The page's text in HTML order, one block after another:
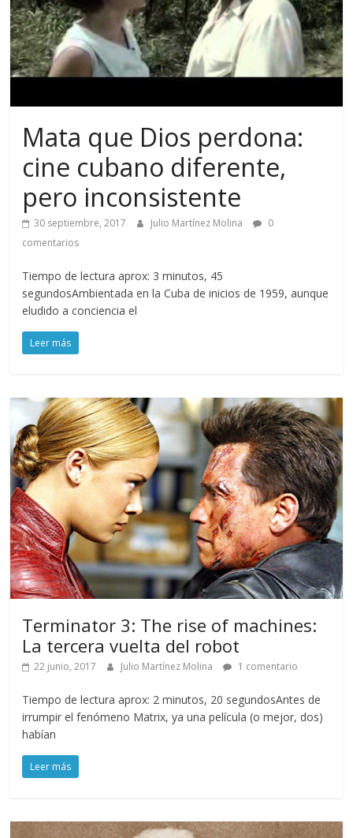
Mata que Dios perdona:
cine cubano diferente,
pero inconsistente
30 septiembre, 2017 Julio Martínez Molina
0
comentarios
Tiempo de lectura aprox: 3 minutos, 45
segundosAmbientada en la Cuba de inicios de 1959, aunque
eludido a conciencia el
Leer más
Terminator 3: The rise of machines:
La tercera vuelta del robot
22 junio, 2017 Julio Martínez Molina 1 comentario
Tiempo de lectura aprox: 2 minutos, 20 segundosAntes de
irrumpir el fenómeno Matrix, ya una película (o mejor, dos)
habían
Leer más